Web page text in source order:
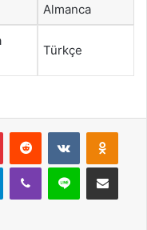
Almanca
Türkçe
PinterestReddit VKontakte
TelegramViber Line E-Posta ile